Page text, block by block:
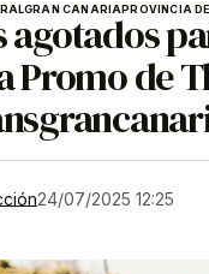
GRAN CANARIAPROVINCIA
agotados
Promo de
24/07/2025 12:25